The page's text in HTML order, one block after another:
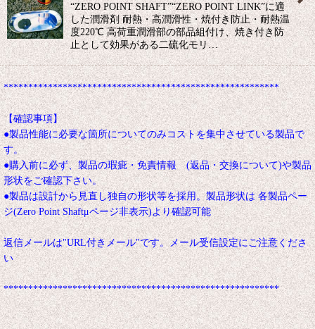
“ZERO POINT SHAFT”“ZERO POINT LINK”に適
した潤滑剤 耐熱・高潤滑性・焼付き防止・耐熱温
度220℃ 高荷重潤滑部の部品組付け、焼き付き防
止として効果がある二硫化モリ…
********************************************************
【確認事項】
●製品性能に必要な箇所についてのみコストを集中させている製品で
す。
●購入前に必ず、製品の瑕疵・免責情報 (返品・交換について)や製品
形状をご確認下さい。
●製品は設計から見直し独自の形状等を採用。製品形状は 各製品ペー
ジ(Zero Point Shaftμページ非表示)より確認可能
返信メールは"URL付きメール"です。メール受信設定にご注意くださ
い
********************************************************